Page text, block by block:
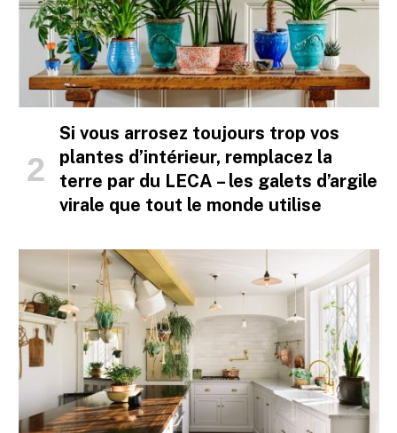
Si vous arrosez toujours trop vos
plantes d’intérieur, remplacez la
terre par du LECA – les galets d’argile
virale que tout le monde utilise